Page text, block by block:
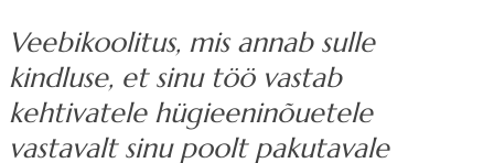
Veebikoolitus, mis annab sulle
kindluse, et sinu töö vastab
kehtivatele hügieeninõuetele
vastavalt sinu poolt pakutavale